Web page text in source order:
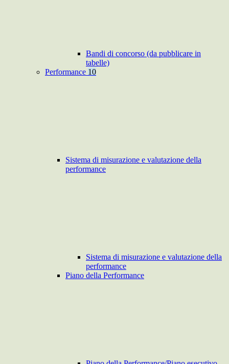
Bandi di concorso (da pubblicare in
tabelle)
Performance 10
Sistema di misurazione e valutazione della
performance
Sistema di misurazione e valutazione della
performance
Piano della Performance